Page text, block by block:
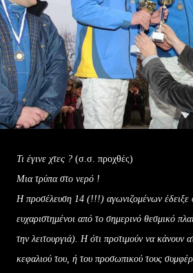
Τι έγινε χτες ? (σ.σ. προχθές)
Μια τρύπα στο νερό !
Η προσέλευση 14 (!!!) αγωνιζομένων έδειξε
ευχαριστημένοι από το σημερινό θεσμικό
την λειτουργιά). Η ότι προτιμούν να κάνουν
κεφαλιού του, ή του προσωπικού τους